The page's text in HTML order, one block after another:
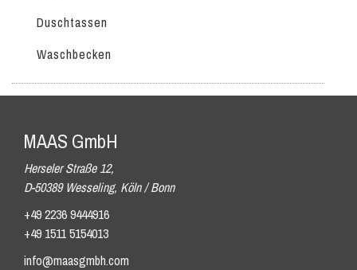
Duschtassen
Waschbecken
MAAS GmbH
Herseler Straße 12,
D-50389 Wesseling, Köln / Bonn
+49 2236 9444916
+49 1511 5154013
info@maasgmbh.com